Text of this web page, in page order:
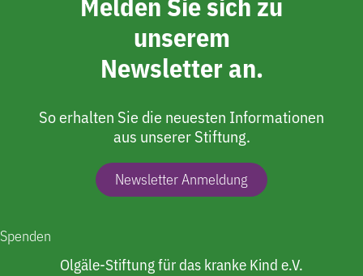
unserem
Newsletter an.
So erhalten Sie die neuesten Informationen
aus unserer Stiftung.
Newsletter Anmeldung
Spenden
Olgäle-Stiftung für das kranke Kind e.V.